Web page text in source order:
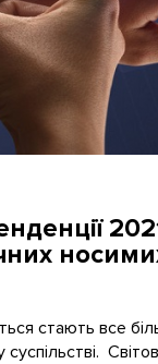
стають все